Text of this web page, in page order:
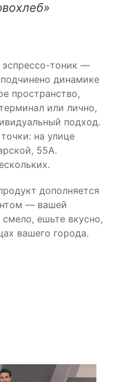
эспрессо-тоник —
динамике
пространство,
или лично,
подход.
на улице
55А.
дополняется
— вашей
ешьте вкусно,
вашего города.